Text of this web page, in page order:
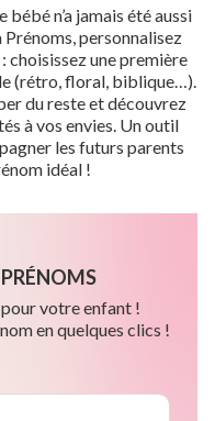
n’a jamais été aussi
personnalisez
choisissez une première
(rétro, floral, biblique…).
du reste et découvrez
à vos envies. Un outil
les futurs parents
idéal !
votre enfant !
en quelques clics !